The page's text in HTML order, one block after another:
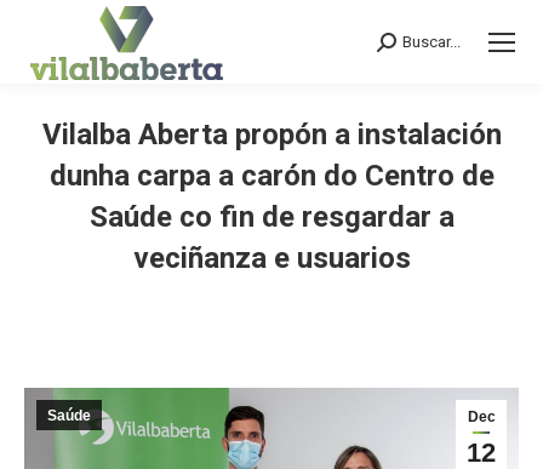
Search:
Buscar...
Vilalba Aberta propón a instalación
dunha carpa a carón do Centro de
Saúde co fin de resgardar a
veciñanza e usuarios
Dec
12
Saúde